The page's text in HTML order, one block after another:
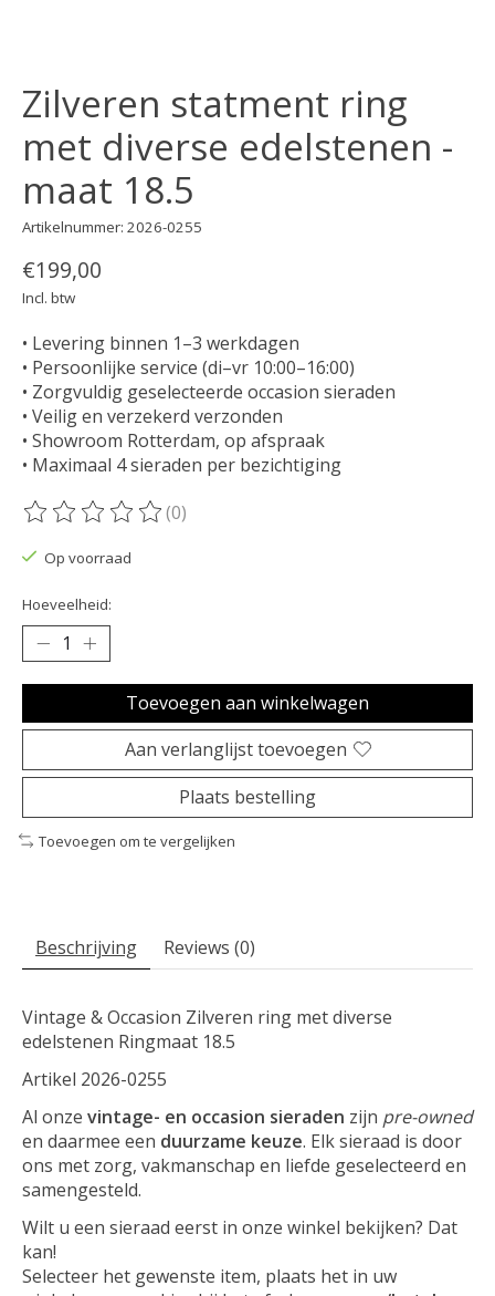
Zilveren statment ring
met diverse edelstenen -
maat 18.5
Artikelnummer: 2026-0255
€199,00
Incl. btw
• Levering binnen 1–3 werkdagen
• Persoonlijke service (di–vr 10:00–16:00)
• Zorgvuldig geselecteerde occasion sieraden
• Veilig en verzekerd verzonden
• Showroom Rotterdam, op afspraak
• Maximaal 4 sieraden per bezichtiging
De beoordeling van dit product is
(0)
Op voorraad
Hoeveelheid:
Toevoegen aan winkelwagen
Aan verlanglijst toevoegen
Plaats bestelling
Toevoegen om te vergelijken
Beschrijving Reviews (0)
Vintage & Occasion Zilveren ring met diverse
edelstenen Ringmaat 18.5
Artikel 2026-0255
Al onze vintage- en occasion sieraden zijn pre-owned
en daarmee een duurzame keuze. Elk sieraad is door
ons met zorg, vakmanschap en liefde geselecteerd en
samengesteld.
Wilt u een sieraad eerst in onze winkel bekijken? Dat
kan!
Selecteer het gewenste item, plaats het in uw